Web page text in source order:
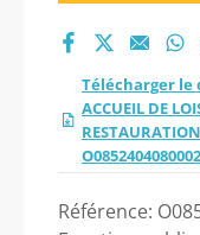
Télécharger le
ACCUEIL DE
Référence: